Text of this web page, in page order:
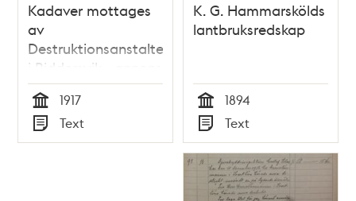
Kadaver mottages
av
Destruktionsanstalten
i Riddersvik - annons
1917
Tid
1917
Typ
Text
K. G. Hammarskölds
lantbruksredskap
Tid
1894
Typ
Text